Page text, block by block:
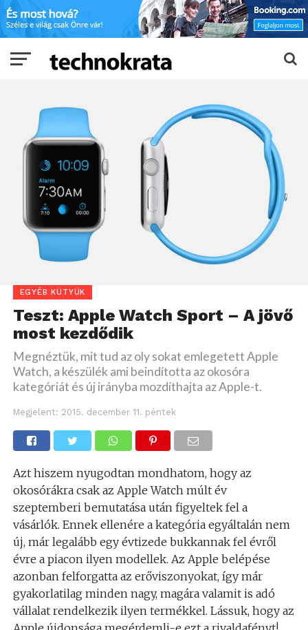
EGYÉB KÜTYÜK
Teszt: Apple Watch Sport – A jövő
most kezdődik
Megnéztük, mit tud az oly sokat emlegetett Apple
Watch, a készülék ami beindította az okosóra
kategóriát és új irányba mozdíthajta az Apple-t.
Megjelent: 2015. december 11. péntek
Azt hiszem nyugodtan mondhatom, hogy az
okosórákra csak az Apple Watch múlt év
szeptemberi bemutatása után figyeltek fel a
vásárlók. Ennek ellenére a kategória egyáltalán nem
új, már legalább egy évtizede bukkannak fel évről
évre a piacon ilyen modellek. Az Apple belépése
azonban felforgatta az erőviszonyokat, így már
gyakorlatilag minden nagy, magára valamit is adó
vállalat rendelkezik ilyen termékkel. Lássuk, hogy az